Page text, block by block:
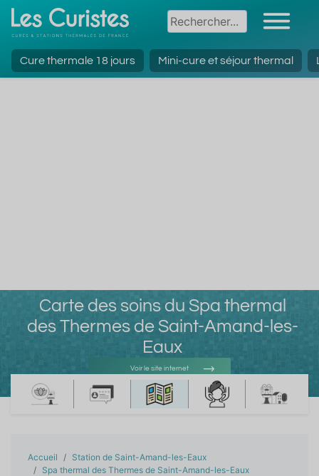
Cure thermale 18 jours Mini-cure et séjour thermal
Carte des soins du Spa thermal
des Thermes de Saint-Amand-les-
Eaux
Voir le site internet
Voir l'adresse e-mail
Accueil
Station de Saint-Amand-les-Eaux
Spa thermal des Thermes de Saint-Amand-les-Eaux